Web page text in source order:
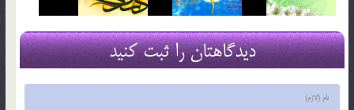
دیدگاهتان را ثبت کنید